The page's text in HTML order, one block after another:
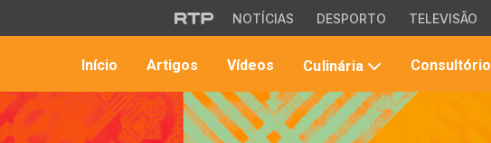
Saltar para o conteúdo principal
NOTÍCIAS DESPORTO TELEVISÃO
Início Artigos Vídeos Culinária Consultório